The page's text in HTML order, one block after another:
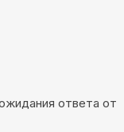
ответа от